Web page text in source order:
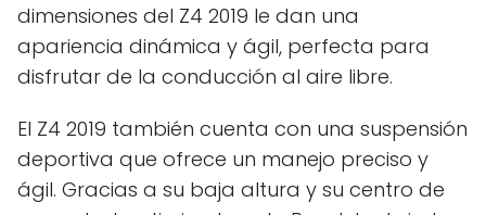
dimensiones del Z4 2019 le dan una
apariencia dinámica y ágil, perfecta para
disfrutar de la conducción al aire libre.
El Z4 2019 también cuenta con una suspensión
deportiva que ofrece un manejo preciso y
ágil. Gracias a su baja altura y su centro de